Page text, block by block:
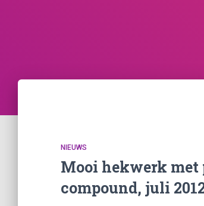
NIEUWS
Mooi hekwerk met
compound, juli